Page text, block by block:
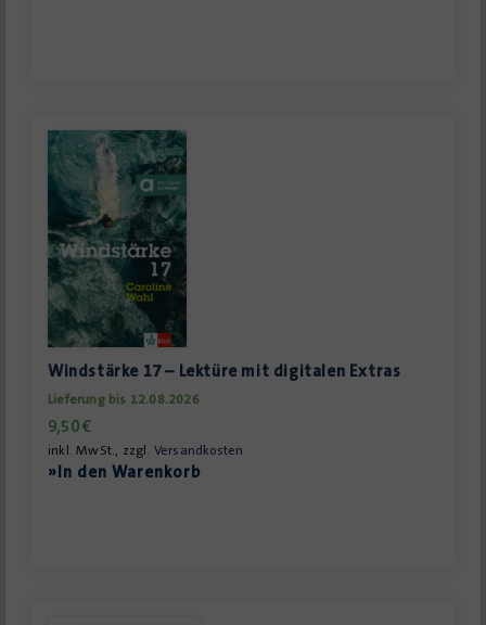
Windstärke 17 – Lektüre mit digitalen Extras
Lieferung bis 12.08.2026
9,50€
inkl. MwSt., zzgl. Versandkosten
»In den Warenkorb